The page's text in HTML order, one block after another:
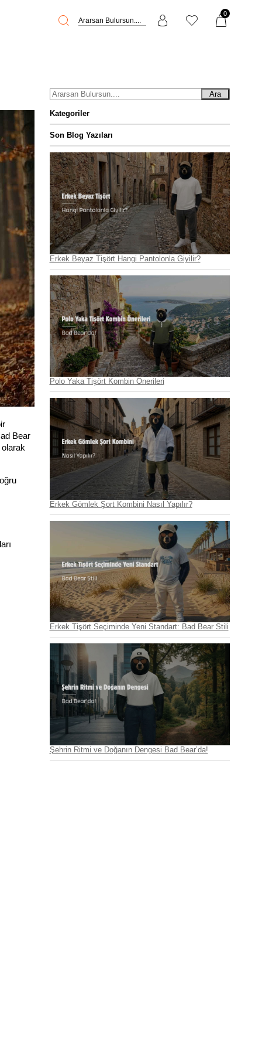
0
Bear
Ara
Kategoriler
Son Blog Yazıları
Erkek Beyaz Tişört Hangi Pantolonla Giyilir?
Polo Yaka Tişört Kombin Önerileri
Erkek Gömlek Şort Kombini Nasıl Yapılır?
Erkek Tişört Seçiminde Yeni Standart: Bad Bear Stili
Şehrin Ritmi ve Doğanın Dengesi Bad Bear’da!